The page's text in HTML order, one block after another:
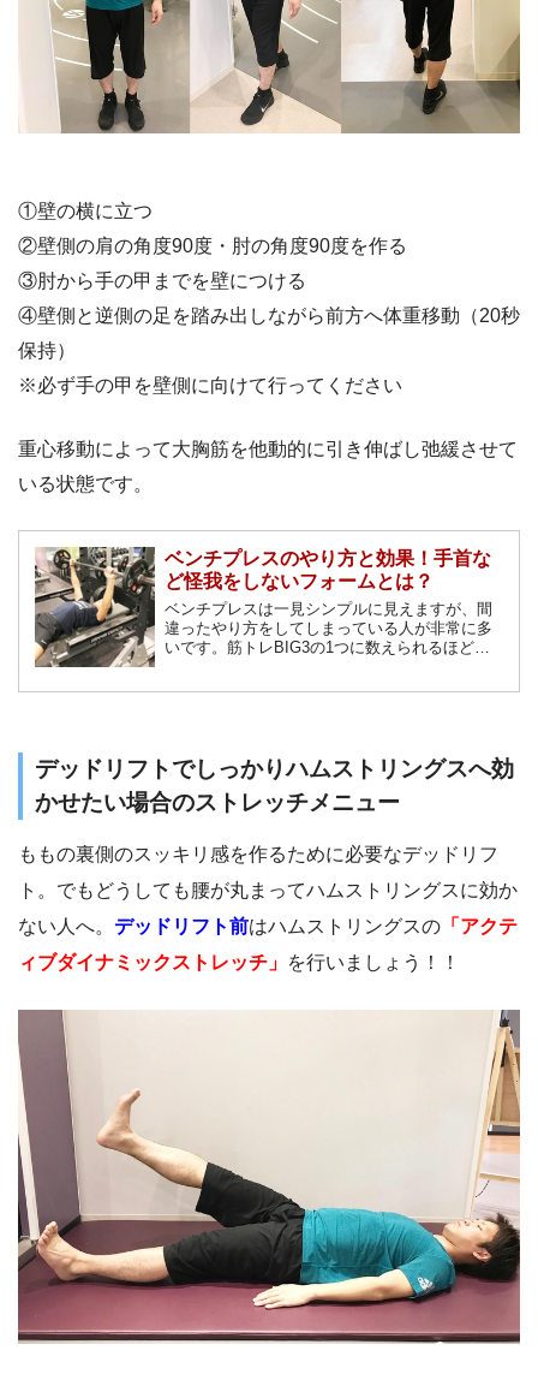
①壁の横に立つ
②壁側の肩の角度90度・肘の角度90度を作る
③肘から手の甲までを壁につける
④壁側と逆側の足を踏み出しながら前方へ体重移動（20秒
保持）
※必ず手の甲を壁側に向けて行ってください
重心移動によって大胸筋を他動的に引き伸ばし弛緩させて
いる状態です。
ベンチプレスのやり方と効果！手首な
ど怪我をしないフォームとは？
ベンチプレスは一見シンプルに見えますが、間
違ったやり方をしてしまっている人が非常に多
いです。筋トレBIG3の1つに数えられるほど絶
デッドリフトでしっかりハムストリングスへ効
かせたい場合のストレッチメニュー
ももの裏側のスッキリ感を作るために必要なデッドリフ
ト。でもどうしても腰が丸まってハムストリングスに効か
ない人へ。 デッドリフト前はハムストリングスの 「アクテ
ィブダイナミックストレッチ」 を行いましょう！！